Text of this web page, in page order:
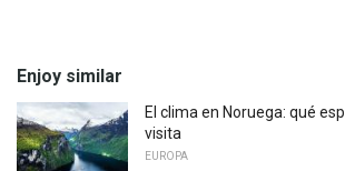
Enjoy similar
El clima en Noruega: qué
visita
EUROPA